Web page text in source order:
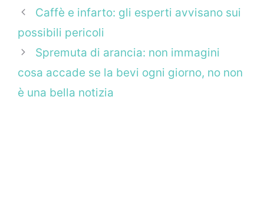
Caffè e infarto: gli esperti avvisano sui
possibili pericoli
Spremuta di arancia: non immagini
cosa accade se la bevi ogni giorno, no non
è una bella notizia